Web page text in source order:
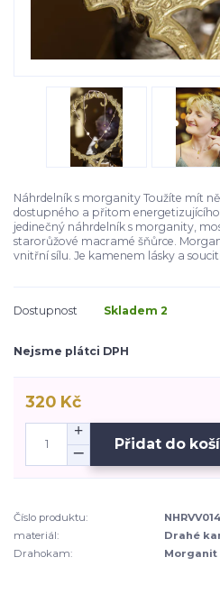
Náhrdelník s morganity Toužíte mít
dostupného a přitom
jedinečný náhrdelník s morganity,
starorůžové macramé šňůrce.
vnitřní sílu. Je kamenem lásky a
Dostupnost Skladem 2
Nejsme plátci DPH
320 Kč
Přidat do
Číslo produktu:
materiál:
Drahé
Drahokam:
Morganit